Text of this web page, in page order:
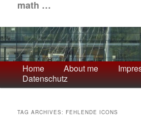
math …
Main
menu
Home About me
Datenschutz
TAG ARCHIVES: FEHLENDE ICONS